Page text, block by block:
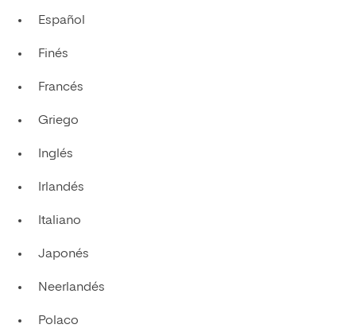
Español
Finés
Francés
Griego
Inglés
Irlandés
Italiano
Japonés
Neerlandés
Polaco